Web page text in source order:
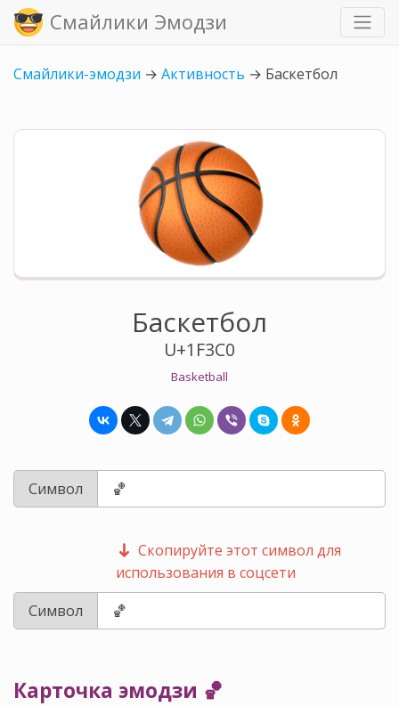
Смайлики Эмодзи
Смайлики-эмодзи → Активность → Баскетбол
Баскетбол
U+1F3C0
Basketball
Символ
Скопируйте этот символ для
использования в соцсети
Символ
Карточка эмодзи 🏀